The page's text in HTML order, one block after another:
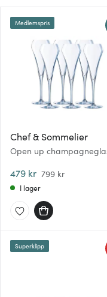
Chef & Sommelier
Open up
479 kr 799 kr
Medlemspris
I lager
Superklipp